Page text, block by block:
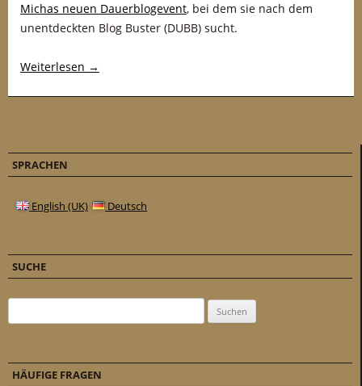
Michas neuen Dauerblogevent, bei dem sie nach dem
unentdeckten Blog Buster (DUBB) sucht.
Weiterlesen →
SPRACHEN
English (UK) Deutsch
SUCHE
HÄUFIGE FRAGEN